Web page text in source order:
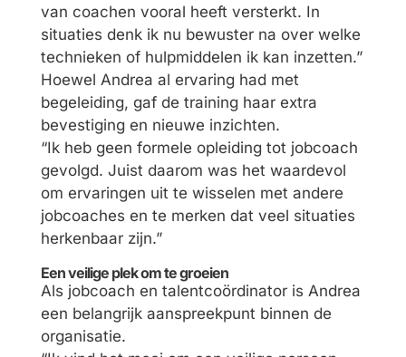
van coachen vooral heeft versterkt. In
situaties denk ik nu bewuster na over welke
technieken of hulpmiddelen ik kan inzetten.”
Hoewel Andrea al ervaring had met
begeleiding, gaf de training haar extra
bevestiging en nieuwe inzichten.
“Ik heb geen formele opleiding tot jobcoach
gevolgd. Juist daarom was het waardevol
om ervaringen uit te wisselen met andere
jobcoaches en te merken dat veel situaties
herkenbaar zijn.”
Een veilige plek om te groeien
Als jobcoach en talentcoördinator is Andrea
een belangrijk aanspreekpunt binnen de
organisatie.